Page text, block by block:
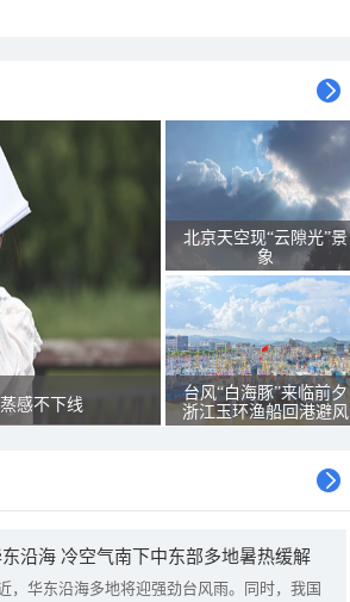
感不下线
北京天空现“云隙光”景
象
台风“白海豚”来临前夕
浙江玉环渔船回港避风
沿海 冷空气南下中东部多地暑热缓解
，华东沿海多地将迎强劲台风雨。同时，我国